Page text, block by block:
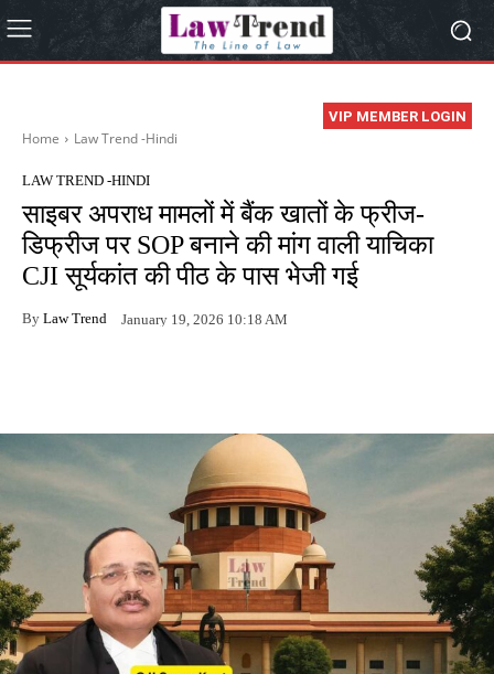
VIP MEMBER LOGIN
Home Law Trend -Hindi
LAW TREND -HINDI
साइबर अपराध मामलों में बैंक खातों के फ्रीज-
डिफ्रीज पर SOP बनाने की मांग वाली याचिका
CJI सूर्यकांत की पीठ के पास भेजी गई
By Law Trend January 19, 2026 10:18 AM